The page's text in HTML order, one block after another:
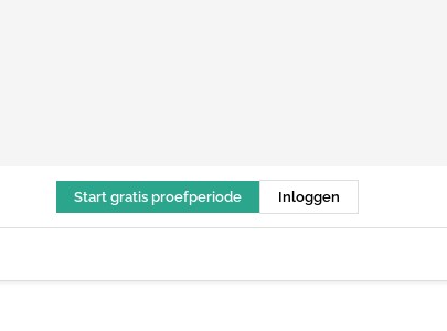
Start gratis proefperiode Inloggen